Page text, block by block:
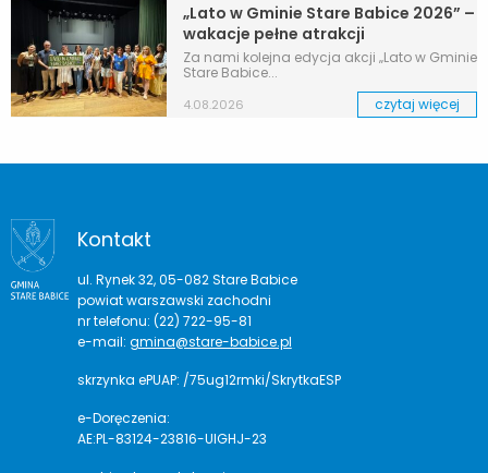
„Lato w Gminie Stare Babice 2026” –
wakacje pełne atrakcji
Za nami kolejna edycja akcji „Lato w Gminie
Stare Babice...
4.08.2026 czytaj więcej
Kontakt
ul. Rynek 32, 05-082 Stare Babice
powiat warszawski zachodni
nr telefonu: (22) 722-95-81
e-mail: gmina@stare-babice.pl
skrzynka ePUAP: /75ug12rmki/SkrytkaESP
e-Doręczenia:
AE:PL-83124-23816-UIGHJ-23